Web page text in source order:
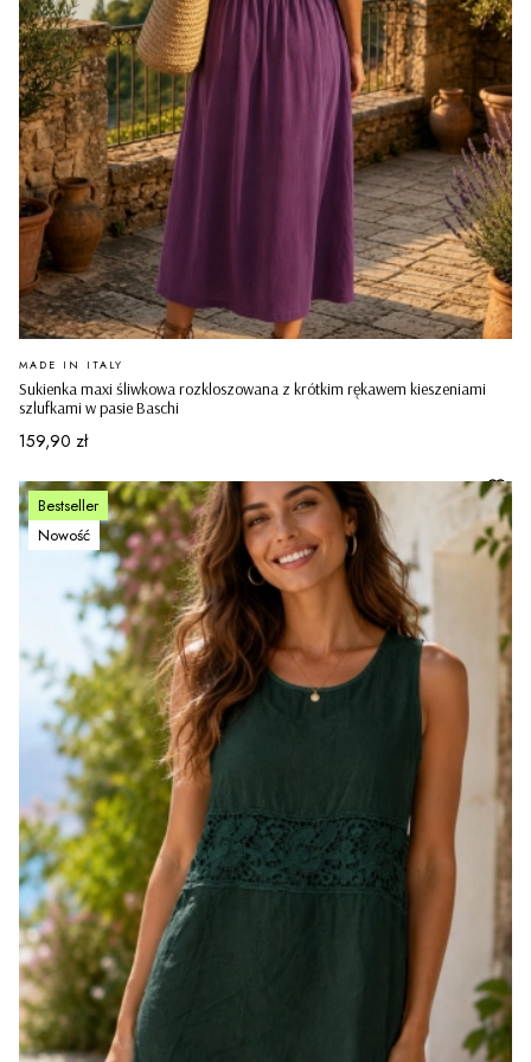
Sukienka maxi śliwkowa rozkloszowana z krótkim rękawem kieszeniami
szlufkami w pasie Baschi
PRODUCENT
MADE IN ITALY
Cena
159,90 zł
Bestseller
Nowość